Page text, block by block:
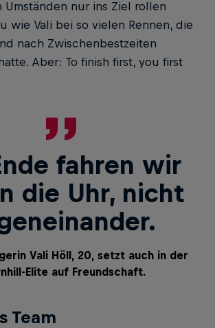
Umständen nur ins Ziel rollen
wie Vali bei so vielen Rennen, die
nach Zwischenbestzeiten
Aber: To finish first, you first
fahren wir
die Uhr, nicht
Vali Höll, 20, setzt auch in der
Elite auf Freundschaft.
Team